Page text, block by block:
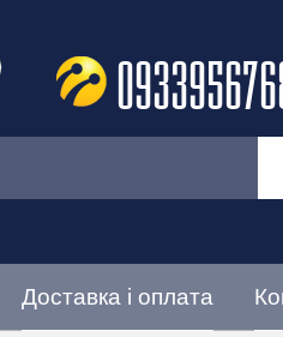
Доставка і оплата